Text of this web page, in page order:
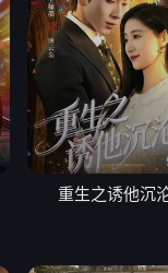
重生之诱他沉